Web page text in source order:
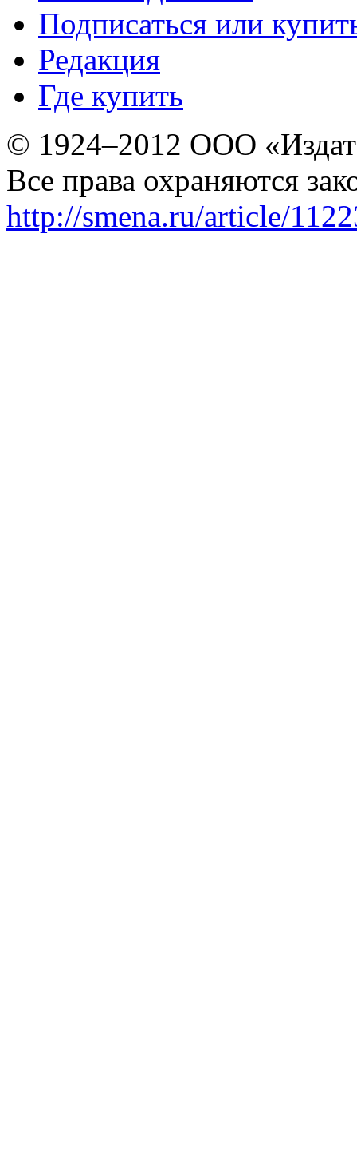
Подписаться или
Редакция
Где купить
© 1924–2012 ООО
Все права охраняются
http://smena.ru/article/